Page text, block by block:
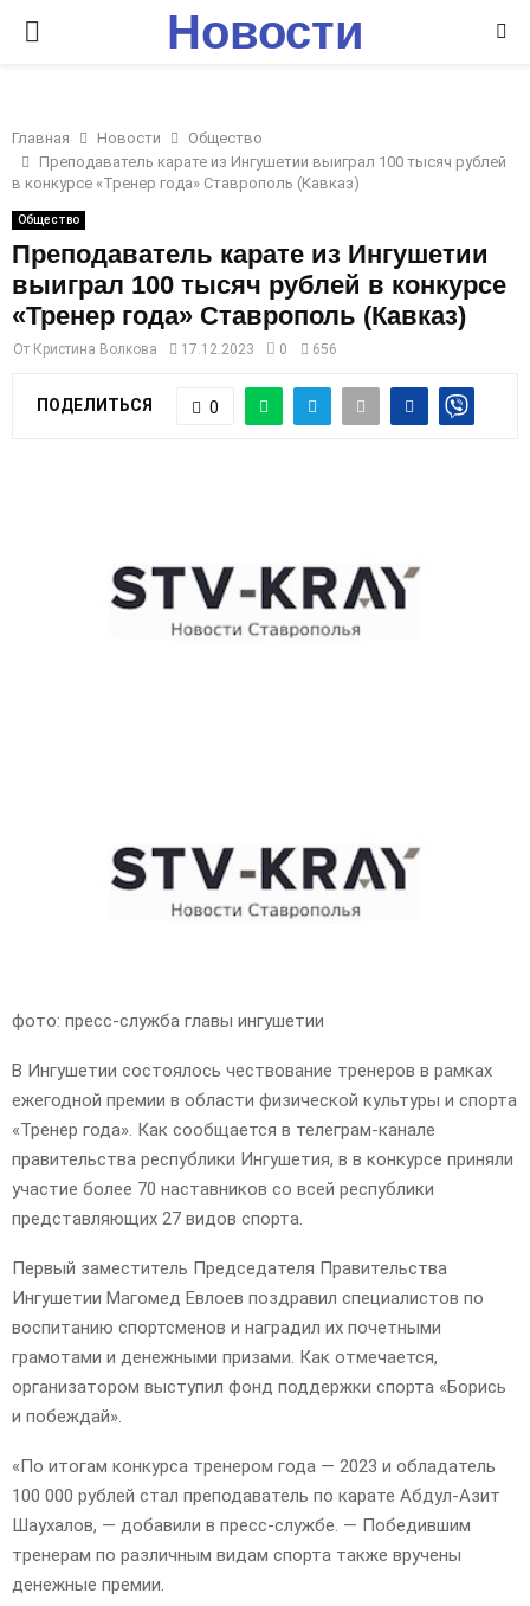
P
I
M
A
R
Y
Новости
Главная Новости
Общество
Преподаватель карате из Ингушетии выиграл 100 тысяч рублей
в конкурсе «Тренер года» Ставрополь (Кавказ)
Общество
Преподаватель карате из Ингушетии
выиграл 100 тысяч рублей в конкурсе
«Тренер года» Ставрополь (Кавказ)
От Кристина Волкова 17.12.2023 0 656
ПОДЕЛИТЬСЯ 0
фото: пресс-служба главы ингушетии
В Ингушетии состоялось чествование тренеров в рамках
ежегодной премии в области физической культуры и спорта
«Тренер года». Как сообщается в телеграм-канале
правительства республики Ингушетия, в в конкурсе приняли
участие более 70 наставников со всей республики
представляющих 27 видов спорта.
Первый заместитель Председателя Правительства
Ингушетии Магомед Евлоев поздравил специалистов по
воспитанию спортсменов и наградил их почетными
грамотами и денежными призами. Как отмечается,
организатором выступил фонд поддержки спорта «Борись
и побеждай».
«По итогам конкурса тренером года — 2023 и обладатель
100 000 рублей стал преподаватель по карате Абдул-Азит
Шаухалов, — добавили в пресс-службе. — Победившим
тренерам по различным видам спорта также вручены
денежные премии.